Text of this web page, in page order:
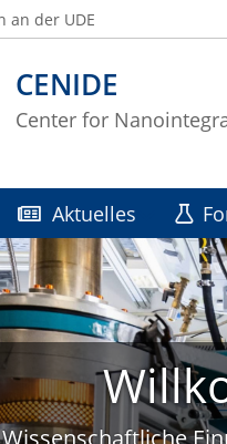
CENIDE
Center for
an der UDE
Aktuelles